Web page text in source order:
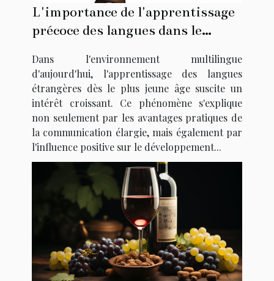
L'importance de l'apprentissage
précoce des langues dans le
enfants
Dans l'environnement multilingue
d'aujourd'hui, l'apprentissage des langues
étrangères dès le plus jeune âge suscite un
intérêt croissant. Ce phénomène s'explique
non seulement par les avantages pratiques de
la communication élargie, mais également par
l'influence positive sur le développement...